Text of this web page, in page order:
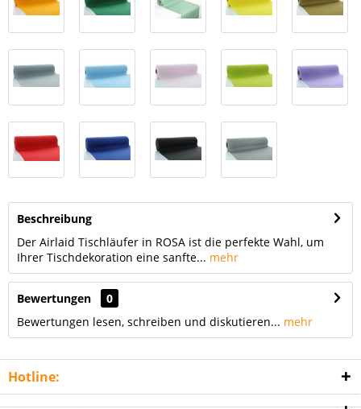
Beschreibung
Der Airlaid Tischläufer in ROSA ist die perfekte Wahl, um
Ihrer Tischdekoration eine sanfte... mehr
Bewertungen
0
Bewertungen lesen, schreiben und diskutieren... mehr
Hotline: